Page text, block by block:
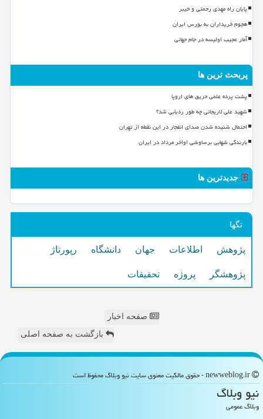
پایان راه مهدی رحمتی و خیبر
هجوم خریداران به بورس ایران
آمار عجیب اولیسه در جام جهانی
پربحث ترین ها
پشت پرده علمی حریق های اروپا
شهید علی لاریجانی چه طور ردیابی شد؟
احتمال شنیده شدن صدای انفجار در این نقطه از تهران
بارندگی شهابی برساوشی اواخر مرداد در ایران
جدیدترین ها
تگها
پژوهش اطلاعات جهان دانشگاه رپورتاژ
پژوهشگر پروژه تحقیقات
صفحه اخبار
بازگشت به صفحه اصلی
نیو وبلاگ
وبلاگ عمومی